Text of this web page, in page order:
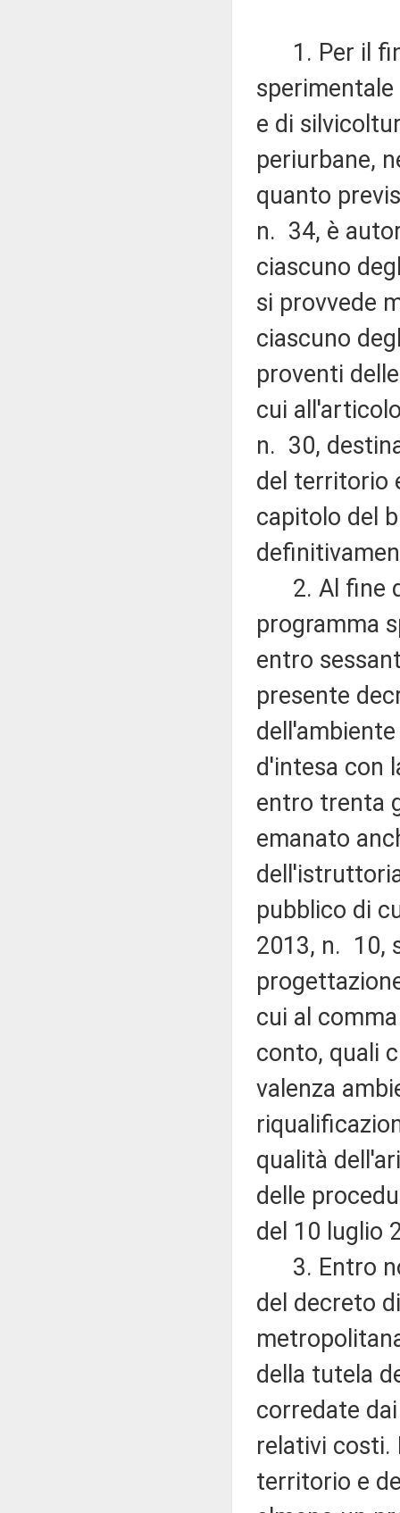
1. Per il
e di
periurbane,
quanto
n. 34, è
ciascuno
si provvede
ciascuno
proventi
cui
n. 30,
del territorio
capitolo del
2. Al fine
programma
entro
presente
d'intesa con
entro trenta
emanato
pubblico di
2013, n. 10,
cui al
conto, quali
valenza
qualità
delle
del 10 luglio
3. Entro
del decreto
della tutela
corredate
relativi costi.
territorio e